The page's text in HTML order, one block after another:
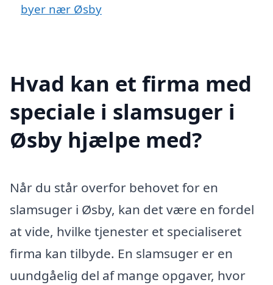
byer nær Øsby
Hvad kan et firma med
speciale i slamsuger i
Øsby hjælpe med?
Når du står overfor behovet for en
slamsuger i Øsby, kan det være en fordel
at vide, hvilke tjenester et specialiseret
firma kan tilbyde. En slamsuger er en
uundgåelig del af mange opgaver, hvor